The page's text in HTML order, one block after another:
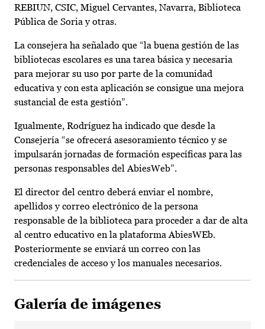
REBIUN, CSIC, Miguel Cervantes, Navarra, Biblioteca
Pública de Soria y otras.
La consejera ha señalado que “la buena gestión de las
bibliotecas escolares es una tarea básica y necesaria
para mejorar su uso por parte de la comunidad
educativa y con esta aplicación se consigue una mejora
sustancial de esta gestión”.
Igualmente, Rodríguez ha indicado que desde la
Consejería “se ofrecerá asesoramiento técnico y se
impulsarán jornadas de formación específicas para las
personas responsables del AbiesWeb”.
El director del centro deberá enviar el nombre,
apellidos y correo electrónico de la persona
responsable de la biblioteca para proceder a dar de alta
al centro educativo en la plataforma AbiesWEb.
Posteriormente se enviará un correo con las
credenciales de acceso y los manuales necesarios.
Galería de imágenes